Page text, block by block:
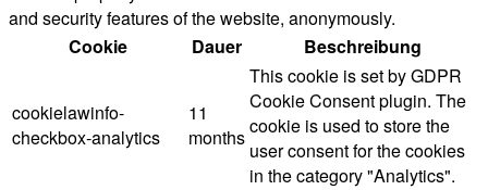
and security features of the website, anonymously.
Cookie
Dauer Beschreibung
cookielawinfo-
checkbox-analytics
11
months
This cookie is set by GDPR
Cookie Consent plugin. The
cookie is used to store the
user consent for the cookies
in the category "Analytics".